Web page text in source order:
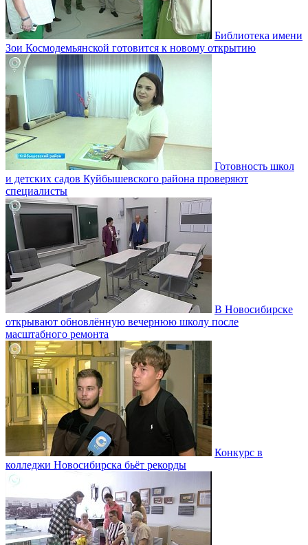
Библиотека имени
Зои Космодемьянской готовится к новому открытию
Готовность школ
и детских садов Куйбышевского района проверяют
специалисты
В Новосибирске
открывают обновлённую вечернюю школу после
масштабного ремонта
Конкурс в
колледжи Новосибирска бьёт рекорды